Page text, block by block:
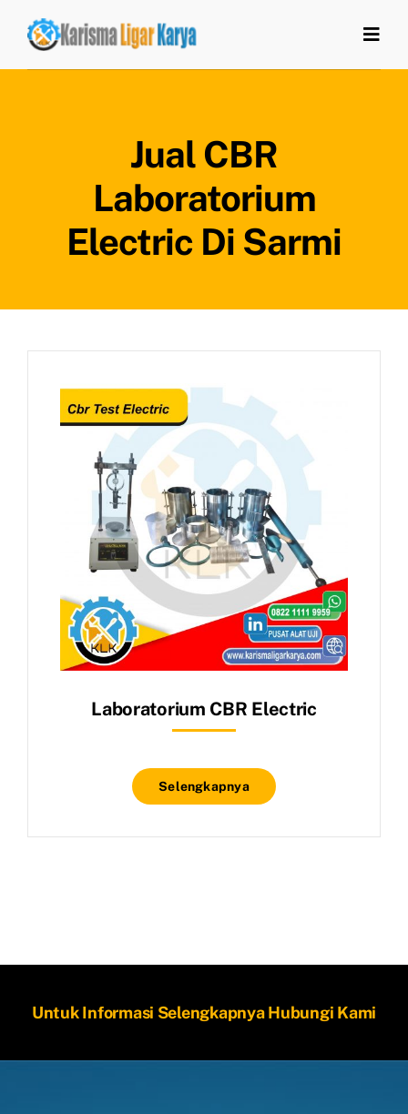
content
Artikel
Jual CBR
Laboratorium
Electric Di Sarmi
Laboratorium CBR Electric
Selengkapnya
Untuk Informasi Selengkapnya Hubungi Kami